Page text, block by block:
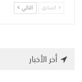
السابق التالي
أخر الأخبار